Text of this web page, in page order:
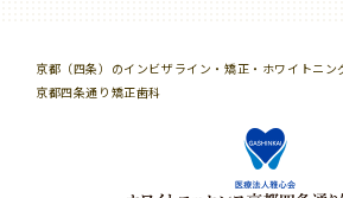
京都（四条）のインビザライン・矯正・ホワイトニン
京都四条通り矯正歯科